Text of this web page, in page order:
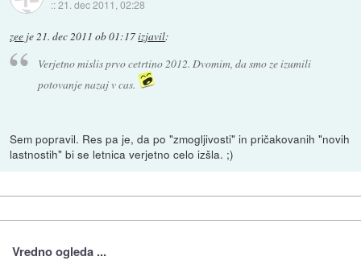
::21. dec 2011, 02:28
zee je21. dec 2011 ob 01:17izjavil:
Verjetno mislis prvo cetrtino 2012. Dvomim, da smo ze izumili
potovanje nazaj v cas.
Sem popravil. Res pa je, da po "zmogljivosti" in pričakovanih "novih
lastnostih" bi se letnica verjetno celo izšla. ;)
Vredno ogleda ...